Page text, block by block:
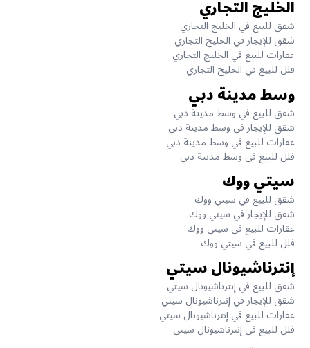
الخليج التجاري
شقق للبيع في الخليج التجاري
شقق للإيجار في الخليج التجاري
عقارات للبيع في الخليج التجاري
فلل للبيع في الخليج التجاري
وسط مدينة دبي
شقق للبيع في وسط مدينة دبي
شقق للإيجار في وسط مدينة دبي
عقارات للبيع في وسط مدينة دبي
فلل للبيع في وسط مدينة دبي
سيتي ووك
شقق للبيع في سيتي ووك
شقق للإيجار في سيتي ووك
عقارات للبيع في سيتي ووك
فلل للبيع في سيتي ووك
إنترناشيونال سيتي
شقق للبيع في إنترناشيونال سيتي
شقق للإيجار في إنترناشيونال سيتي
عقارات للبيع في إنترناشيونال سيتي
فلل للبيع في إنترناشيونال سيتي